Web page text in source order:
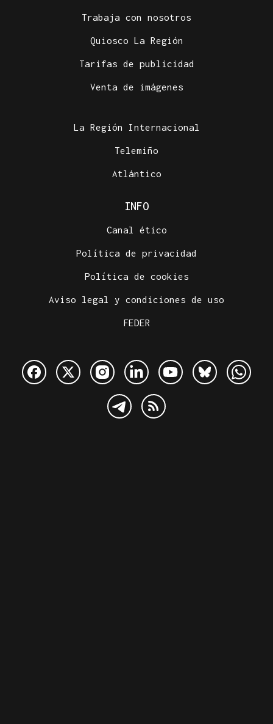
Trabaja con nosotros
Quiosco La Región
Tarifas de publicidad
Venta de imágenes
La Región Internacional
Telemiño
Atlántico
INFO
Canal ético
Política de privacidad
Política de cookies
Aviso legal y condiciones de uso
FEDER